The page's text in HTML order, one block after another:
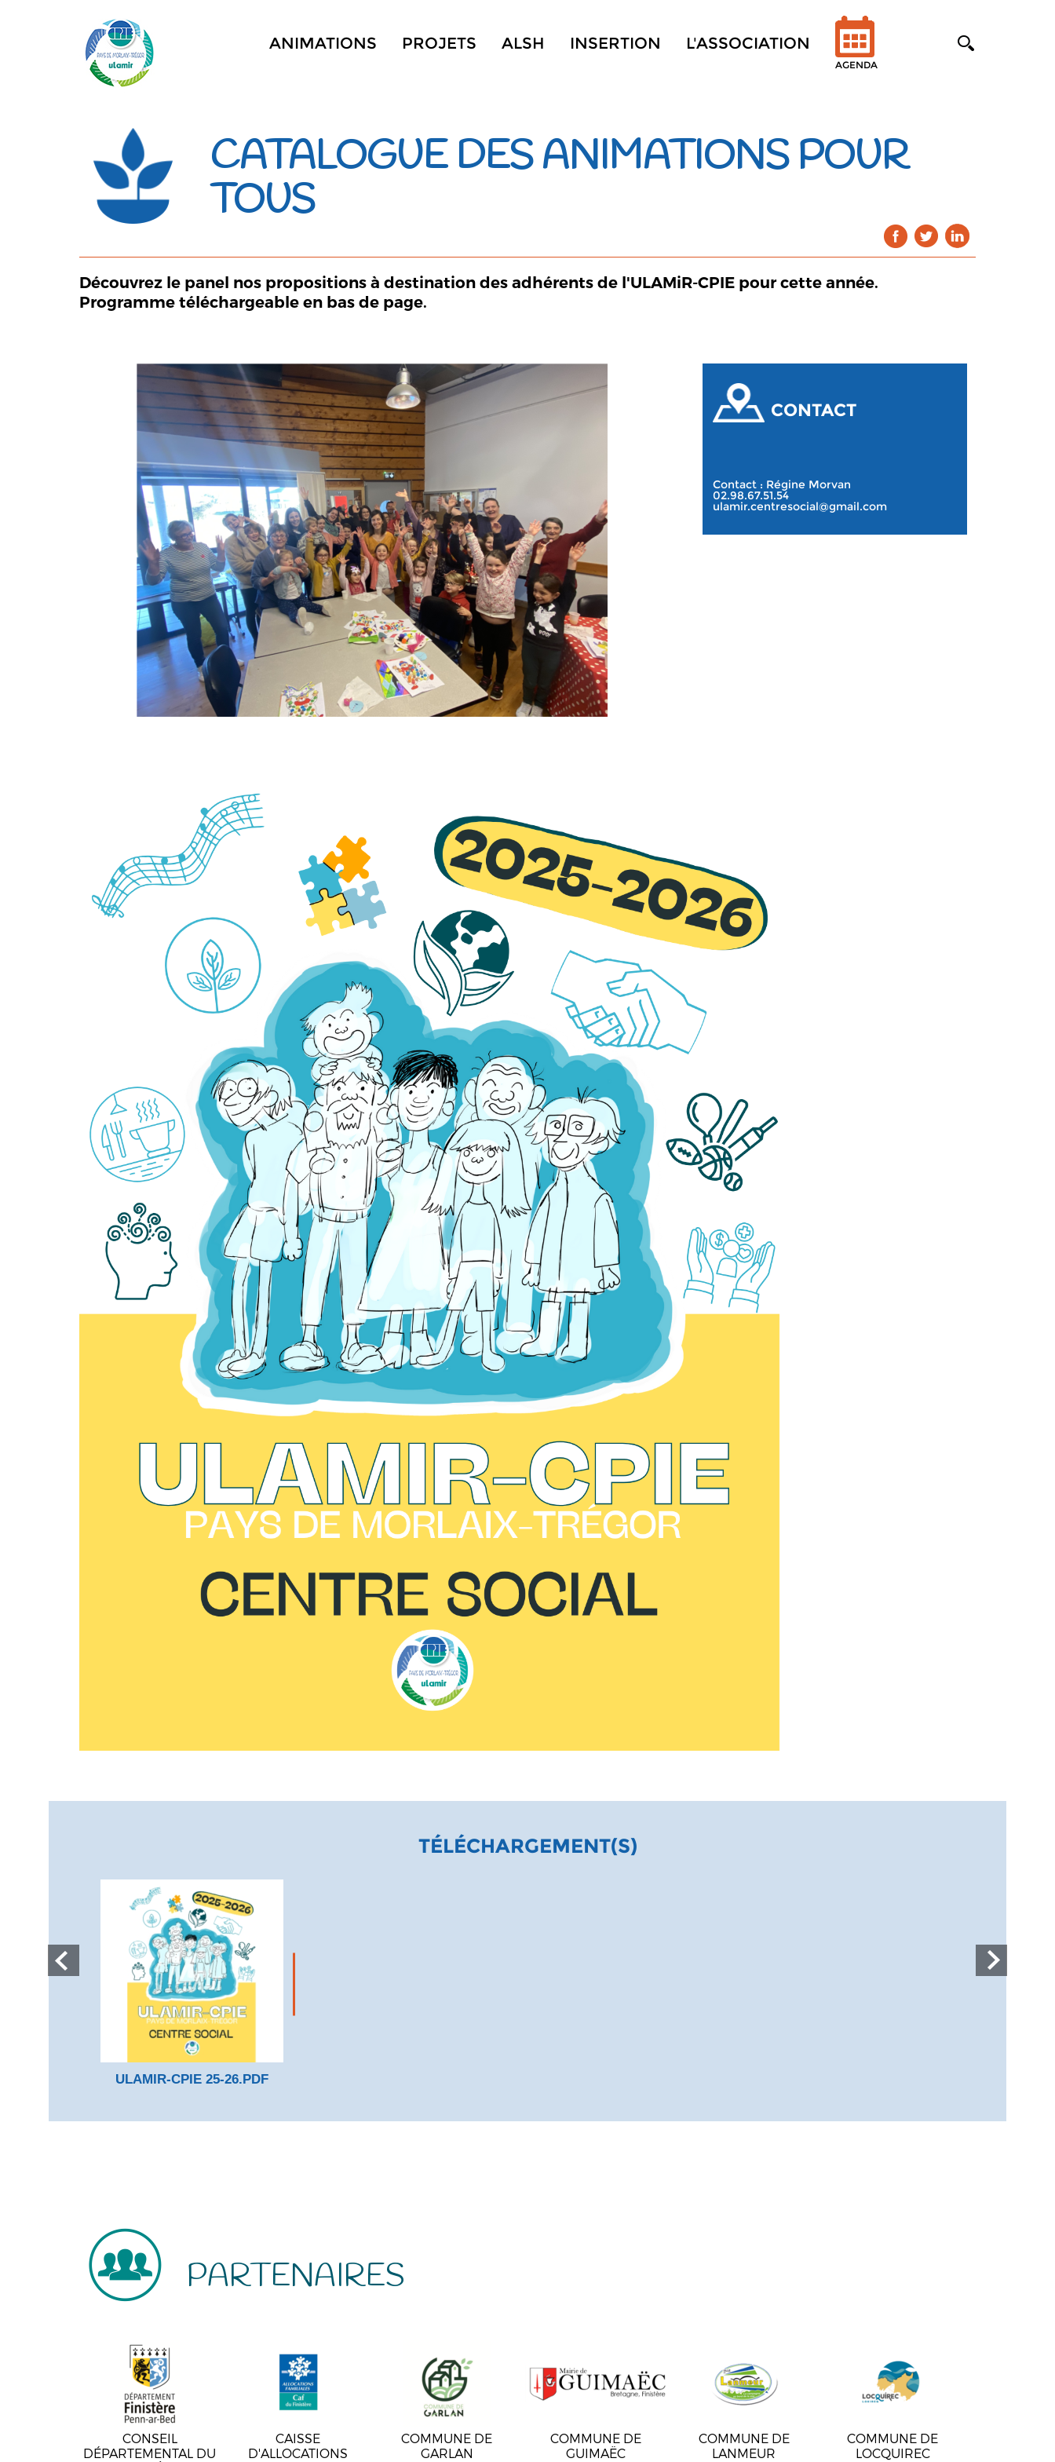
ANIMATIONS PROJETS ALSH INSERTION L'ASSOCIATION
AGENDA
CATALOGUE DES ANIMATIONS POUR
TOUS
Découvrez le panel nos propositions à destination des adhérents de l'ULAMiR-CPIE pour cette année.
Programme téléchargeable en bas de page.
CONTACT
Contact : Régine Morvan
02.98.67.51.54
ulamir.centresocial@gmail.com
TÉLÉCHARGEMENT(S)
ULAMIR-CPIE 25-26.PDF
PARTENAIRES
CONSEIL
DÉPARTEMENTAL DU
CAISSE
D'ALLOCATIONS
COMMUNE DE
GARLAN
COMMUNE DE
GUIMAËC
COMMUNE DE
LANMEUR
COMMUNE DE
LOCQUIREC